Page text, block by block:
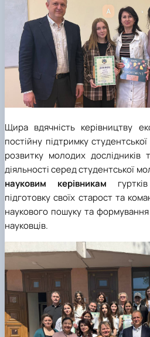
Щира вдячність керівництву
постійну підтримку
розвитку молодих дослідників
діяльності серед студентської
науковим керівникам
підготовку своїх старост та
наукового пошуку та
науковців.